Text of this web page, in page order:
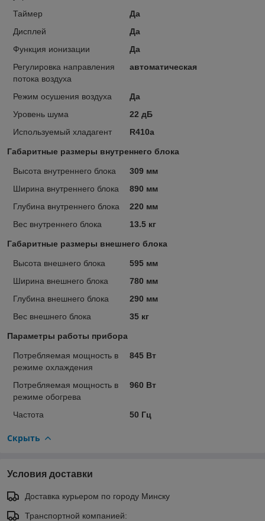
Таймер
Да
Дисплей
Да
Функция ионизации
Да
Регулировка направления
потока воздуха
автоматическая
Режим осушения воздуха
Да
Уровень шума
22 дБ
Используемый хладагент
R410a
Габаритные размеры внутреннего блока
Высота внутреннего блока
309 мм
Ширина внутреннего блока
890 мм
Глубина внутреннего блока
220 мм
Вес внутреннего блока
13.5 кг
Габаритные размеры внешнего блока
Высота внешнего блока
595 мм
Ширина внешнего блока
780 мм
Глубина внешнего блока
290 мм
Вес внешнего блока
35 кг
Параметры работы прибора
Потребляемая мощность в
режиме охлаждения
845 Вт
Потребляемая мощность в
режиме обогрева
960 Вт
Частота 50 Гц
Скрыть
Условия доставки
Доставка курьером по городу Минску
Транспортной компанией: